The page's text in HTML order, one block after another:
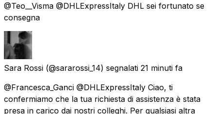
@Teo__Visma @DHLExpressItaly DHL sei fortunato se
consegna
Sara Rossi (@sararossi_14) segnalati 21 minuti fa
@Francesca_Ganci @DHLExpressItaly Ciao, ti
confermiamo che la tua richiesta di assistenza è stata
presa in carico dai nostri colleghi. Per qualsiasi altra